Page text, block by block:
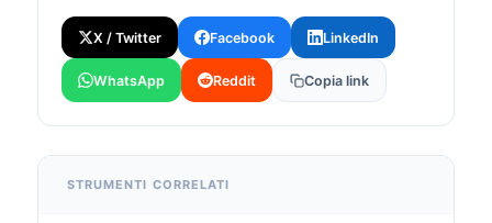
X / Twitter Facebook LinkedIn
WhatsApp Reddit Copia link
STRUMENTI CORRELATI